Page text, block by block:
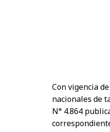
Con vigencia
nacionales de
N° 4.864